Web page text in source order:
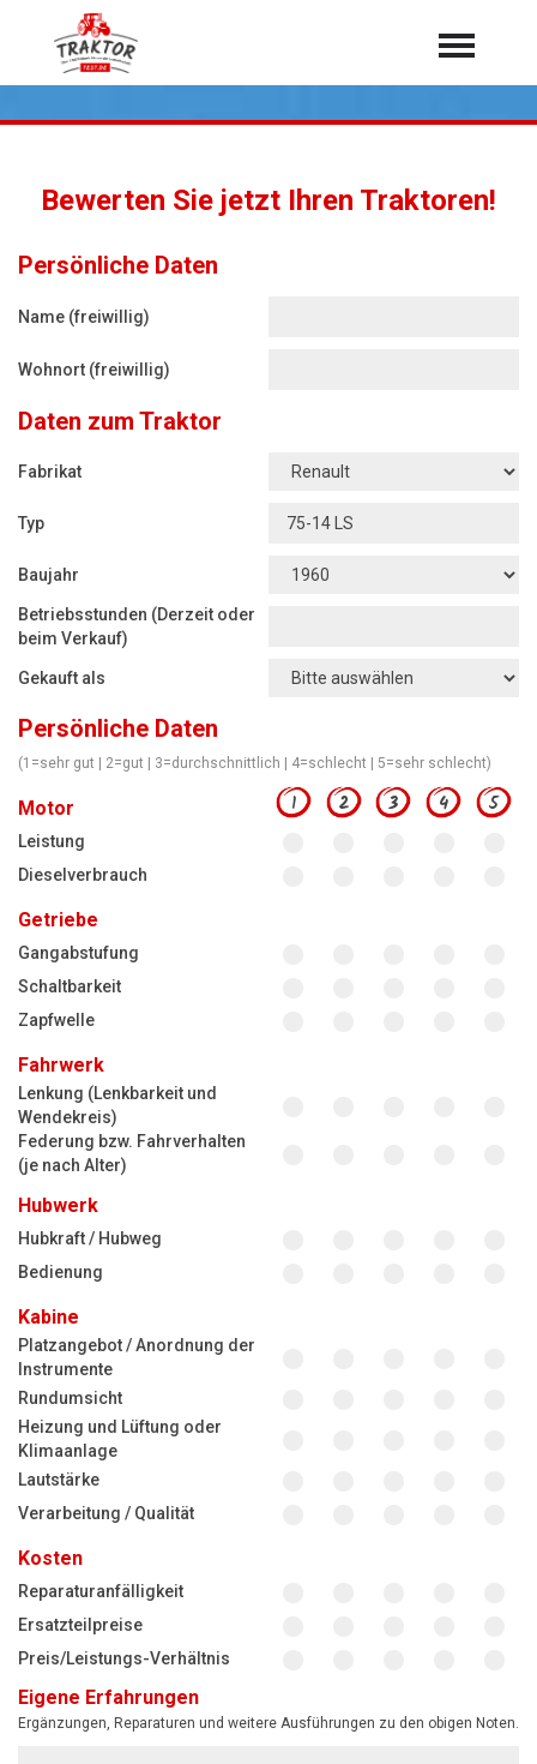
Home
Mähdrescher
Feldhäcksler
Radlader
Rasentraktoren
Jetzt Bewerten
Über 7.000 Testberichte
Bewerten Sie jetzt Ihren Traktoren!
Persönliche Daten
Name (freiwillig)
Wohnort (freiwillig)
Daten zum Traktor
Fabrikat
Typ
Baujahr
Betriebsstunden (Derzeit oder
beim Verkauf)
Gekauft als
Persönliche Daten
(1=sehr gut | 2=gut | 3=durchschnittlich | 4=schlecht | 5=sehr schlecht)
Motor 1 2 3 4 5
Leistung
Dieselverbrauch
Getriebe
Gangabstufung
Schaltbarkeit
Zapfwelle
Fahrwerk
Lenkung (Lenkbarkeit und
Wendekreis)
Federung bzw. Fahrverhalten
(je nach Alter)
Hubwerk
Hubkraft / Hubweg
Bedienung
Kabine
Platzangebot / Anordnung der
Instrumente
Rundumsicht
Heizung und Lüftung oder
Klimaanlage
Lautstärke
Verarbeitung / Qualität
Kosten
Reparaturanfälligkeit
Ersatzteilpreise
Preis/Leistungs-Verhältnis
Eigene Erfahrungen
Ergänzungen, Reparaturen und weitere Ausführungen zu den obigen Noten.